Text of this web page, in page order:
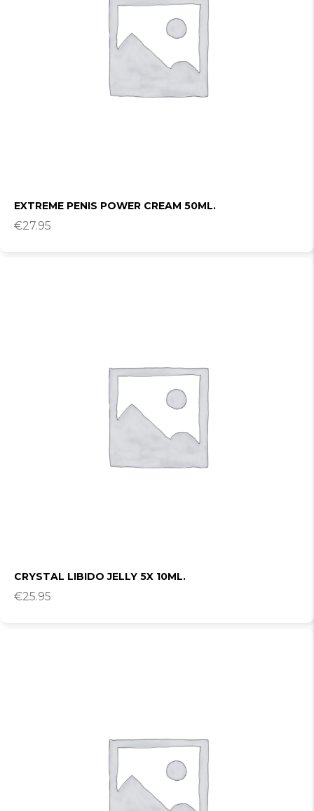
EXTREME PENIS POWER CREAM 50ML.
€27.95
CRYSTAL LIBIDO JELLY 5X 10ML.
€25.95